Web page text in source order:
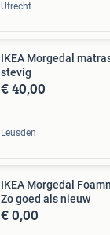
Utrecht
IKEA Morgedal
stevig
€ 40,00
Leusden
IKEA Morgedal
Zo goed als nieuw
€ 0,00